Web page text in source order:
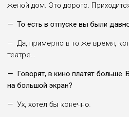
женой дом. Это дорого.
— То есть в отпуске вы были
— Да, примерно в то же время,
театре…
— Говорят, в кино платят больше.
на большой экран?
— Ух, хотел бы конечно.